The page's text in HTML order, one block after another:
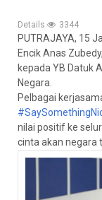
Details 3344
PUTRAJAYA, 15
Encik Anas
kepada YB Datuk
Negara.
Pelbagai
nilai positif ke
cinta akan negara